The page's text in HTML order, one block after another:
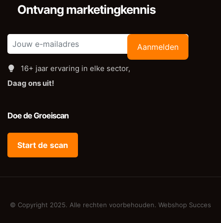
Ontvang marketingkennis
Aanmelden
16+ jaar ervaring in elke sector,
Daag ons uit!
Doe de Groeiscan
Start de scan
© Copyright 2025. Alle rechten voorbehouden. Webshop Succes